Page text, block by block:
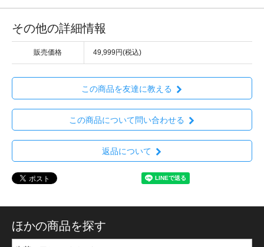
その他の詳細情報
販売価格 49,999円(税込)
この商品を友達に教える
この商品について問い合わせる
返品について
ほかの商品を探す